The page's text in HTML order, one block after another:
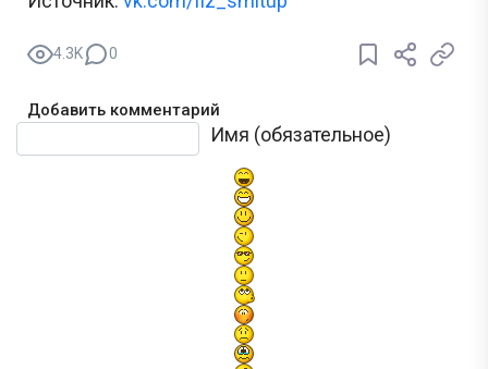
4.3K 0
Добавить комментарий
Имя (обязательное)
Текст комментария